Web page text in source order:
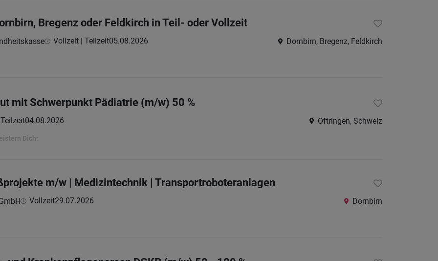
Bregenz oder Feldkirch in Teil- oder Vollzeit
Vollzeit | Teilzeit05.08.2026 Dornbirn, Bregenz, Feldkirch
mit Schwerpunkt Pädiatrie (m/w) 50 %
Teilzeit04.08.2026 Oftringen, Schweiz
Dich:
m/w | Medizintechnik | Transportroboteranlagen
Vollzeit29.07.2026 Dornbirn